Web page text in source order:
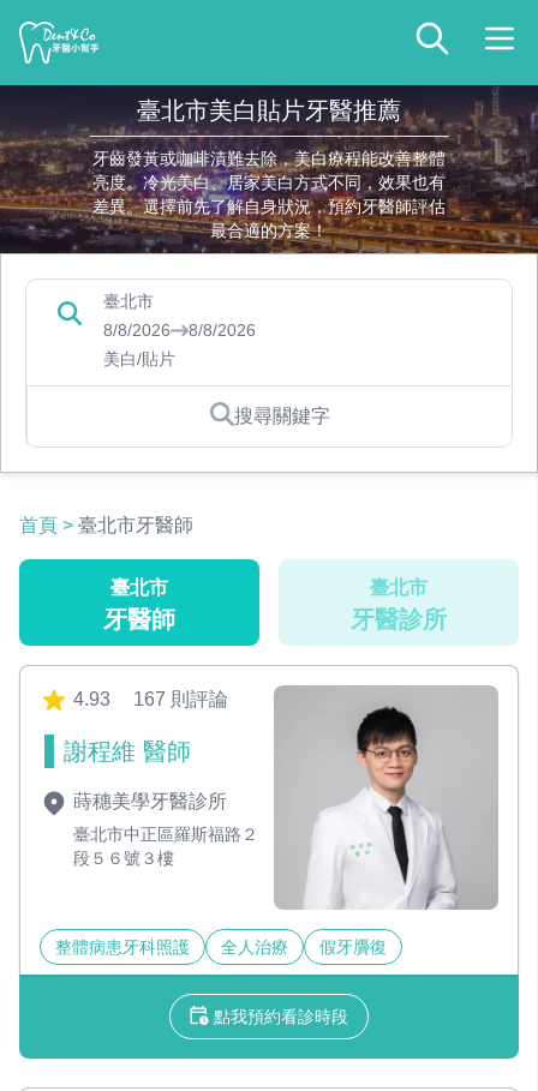
臺北市美白貼片牙醫推薦
牙齒發黃或咖啡漬難去除，美白療程能改善整體
亮度。冷光美白、居家美白方式不同，效果也有
差異。選擇前先了解自身狀況，預約牙醫師評估
最合適的方案！
臺北市
8/8/2026
8/8/2026
美白/貼片
搜尋關鍵字
首頁 > 臺北市牙醫師
臺北市
牙醫師
臺北市
牙醫診所
4.93 167 則評論
謝程維 醫師
蒔穗美學牙醫診所
臺北市中正區羅斯福路２
段５６號３樓
整體病患牙科照護 全人治療 假牙贗復
點我預約看診時段